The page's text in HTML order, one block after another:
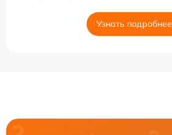
Узнать подробнее